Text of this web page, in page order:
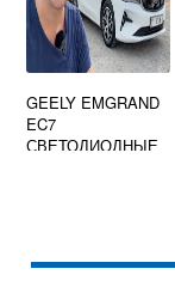
GEELY EMGRAND
EC7
СВЕТОДИОДНЫЕ